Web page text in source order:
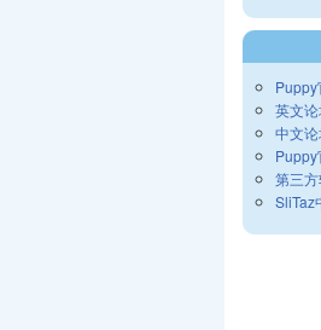
英文
中文
第三
SliTaz